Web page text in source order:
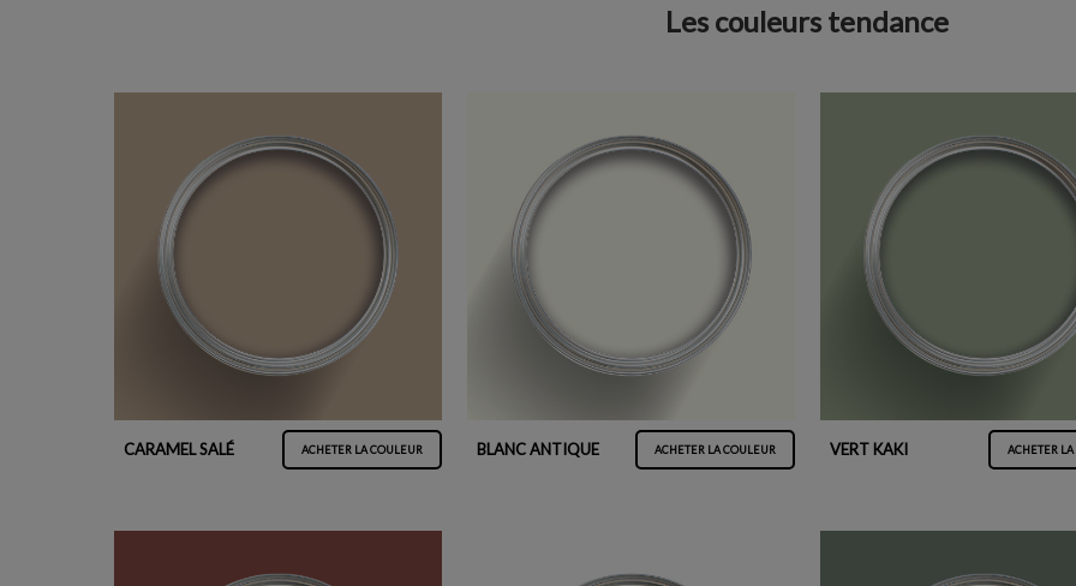
Les couleurs tendance
CARAMEL SALÉ ACHETER LA COULEUR BLANC ANTIQUE ACHETER LA COULEUR VERT KAKI ACHETER